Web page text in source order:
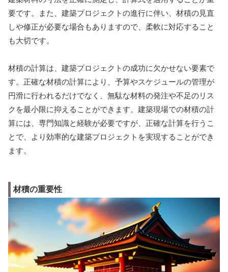
要です。また、建築プロジェクトの進行に伴い、材積の見直
しや修正が必要な場合もありますので、柔軟に対応すること
も大切です。
材積の計算は、建築プロジェクトの成功に欠かせない要素で
す。正確な材積の計算により、予算やスケジュールの管理が
円滑に行われるだけでなく、無駄な材料の発注や不足のリス
クを最小限に抑えることができます。建築現場での材積の計
算には、専門知識と経験が必要ですが、正確な計算を行うこ
とで、より効率的な建築プロジェクトを実現することができ
ます。
材積の重要性